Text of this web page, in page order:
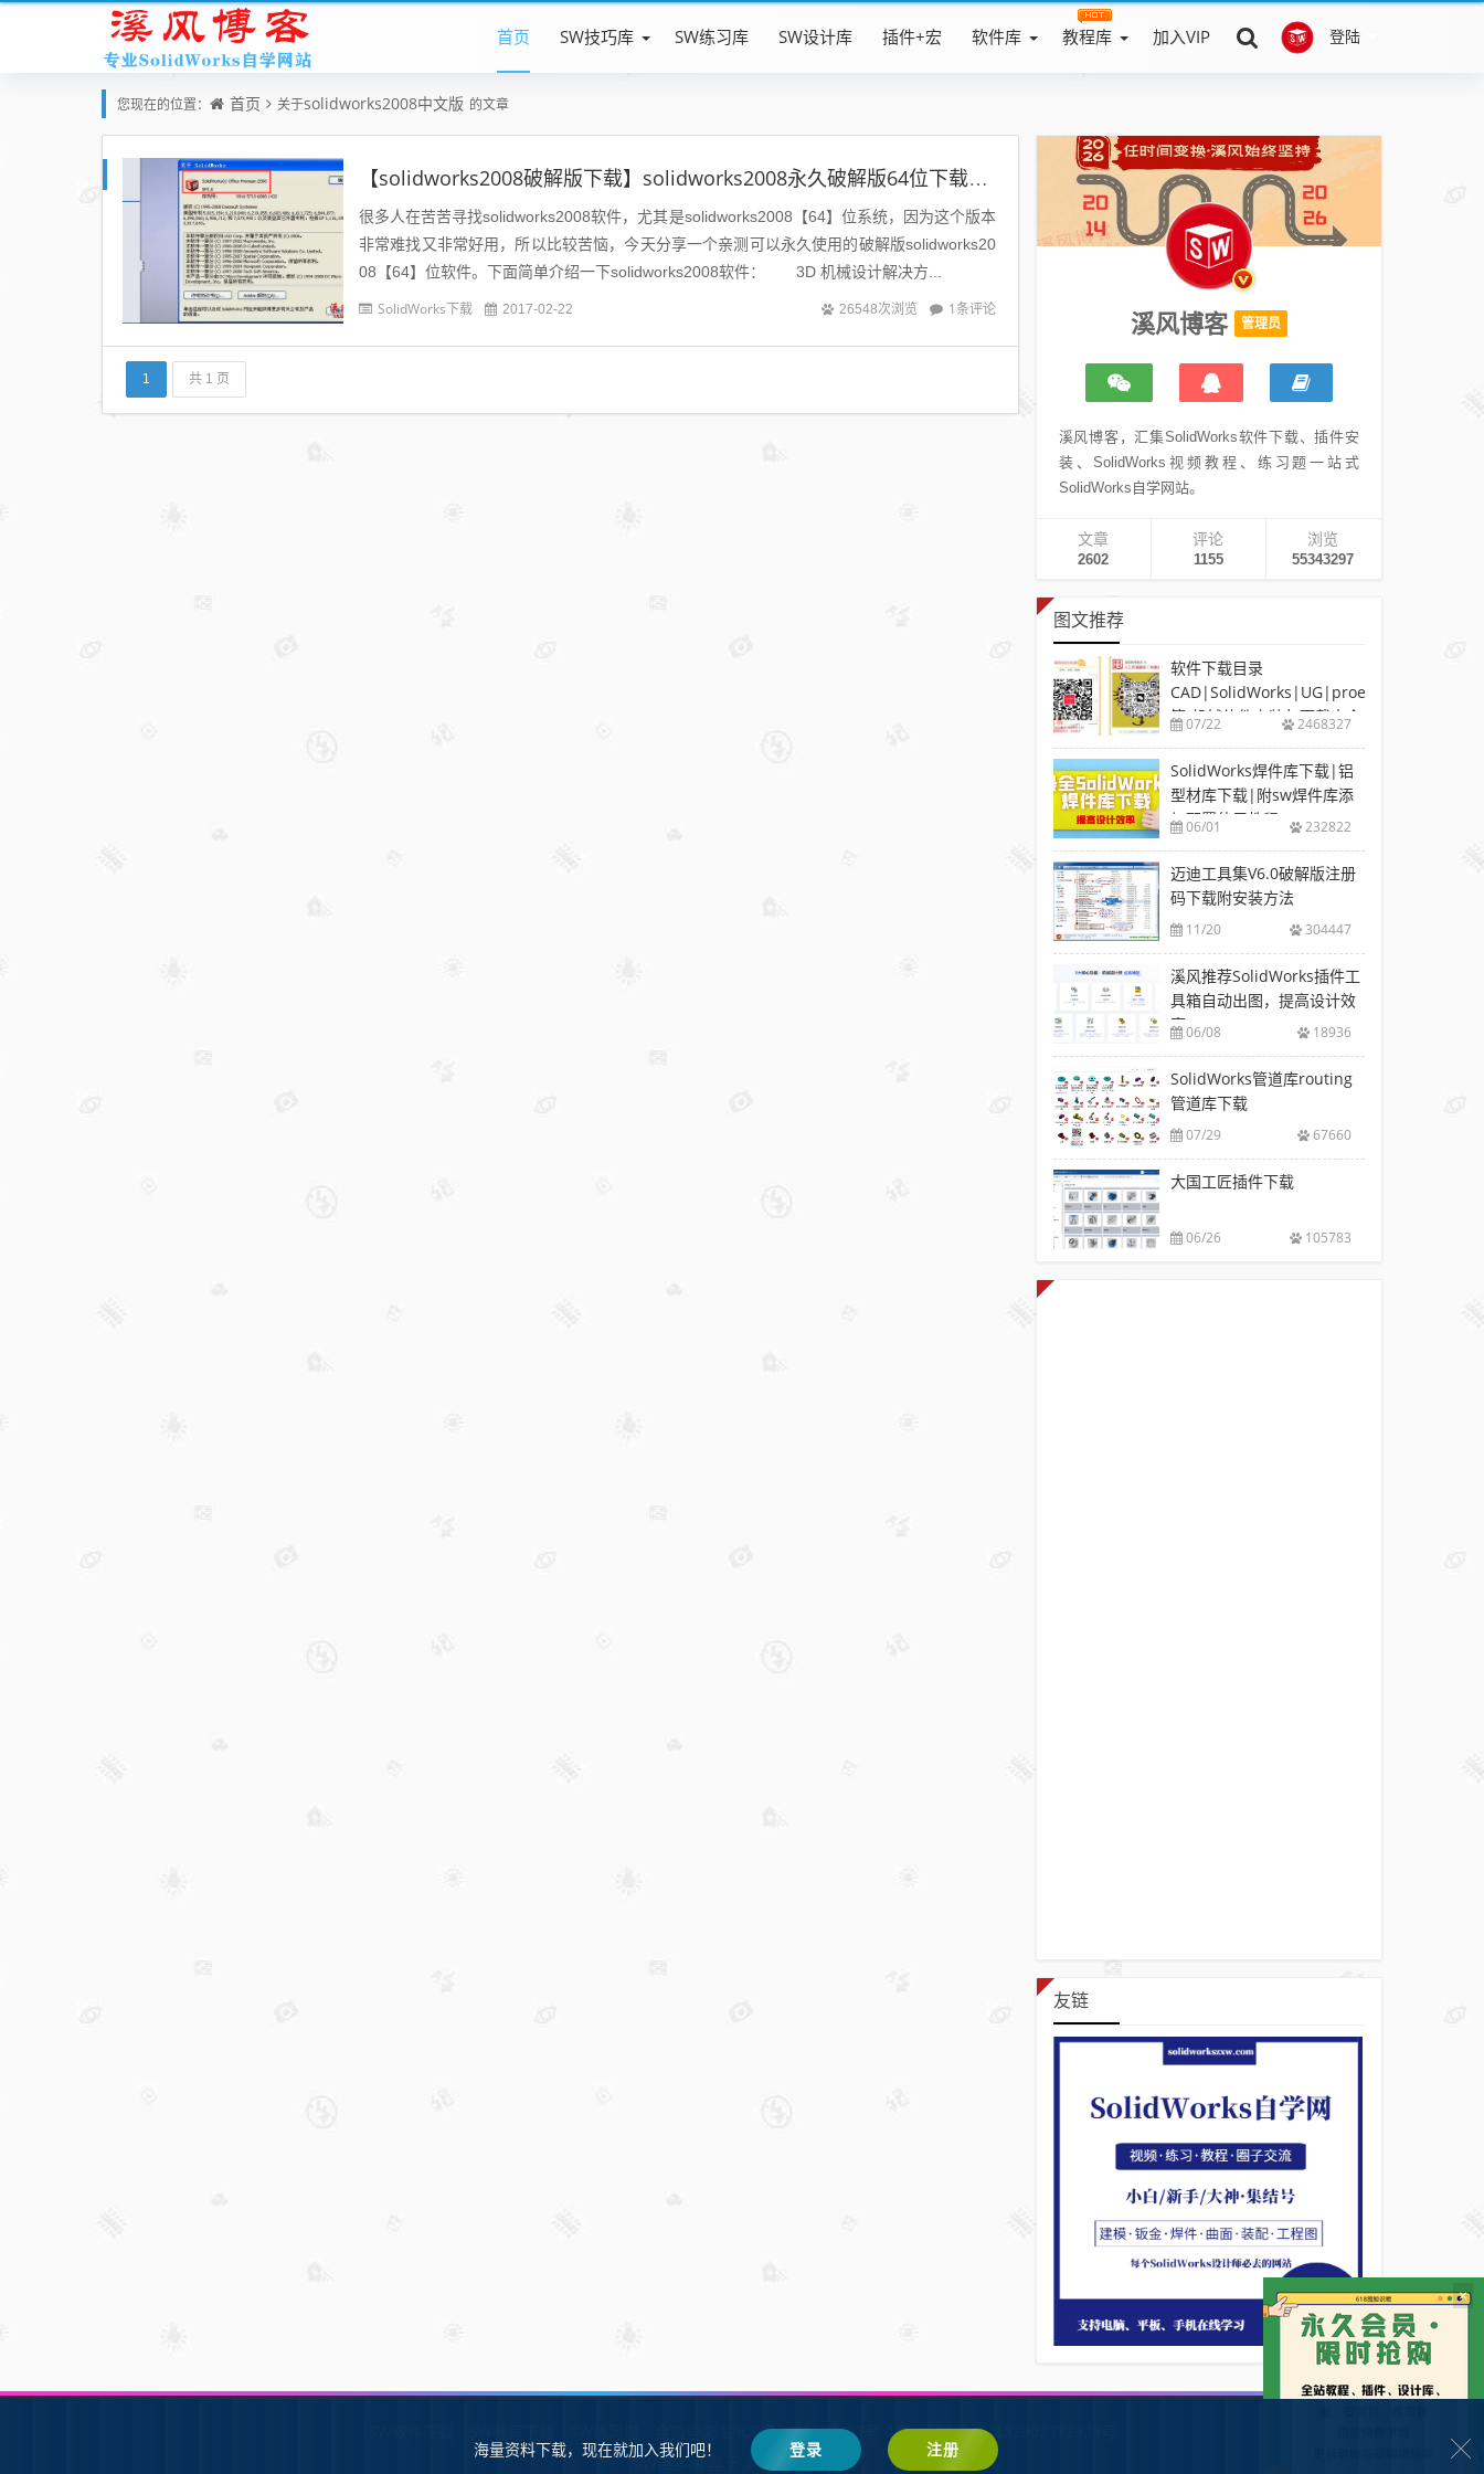
登陆
首页 SW技巧库 SW练习库 SW设计库 插件+宏 软件库 教程库 加入VIP
您现在的位置： 首页 关于solidworks2008中文版 的文章
【solidworks2008破解版下载】solidworks2008永久破解版64位下载地址亲测可用
很多人在苦苦寻找solidworks2008软件，尤其是solidworks2008【64】位系统，因为这个版本
非常难找又非常好用，所以比较苦恼，今天分享一个亲测可以永久使用的破解版solidworks20
08【64】位软件。下面简单介绍一下solidworks2008软件： 3D 机械设计解决方...
SolidWorks下载 2017-02-22 26548次浏览 1条评论
1 共 1 页
溪风博客 管理员
溪风博客，汇集SolidWorks软件下载、插件安
装、SolidWorks视频教程、练习题一站式
SolidWorks自学网站。
文章
2602
评论
1155
浏览
55343297
图文推荐
软件下载目录
CAD|SolidWorks|UG|proe
等-机械软件安装包下载大全
07/22 2468327
SolidWorks焊件库下载|铝
型材库下载|附sw焊件库添
加配置使用教程
06/01 232822
迈迪工具集V6.0破解版注册
码下载附安装方法
11/20 304447
溪风推荐SolidWorks插件工
具箱自动出图，提高设计效
率06/08 18936
SolidWorks管道库routing
管道库下载
07/29 67660
大国工匠插件下载
06/26 105783
友链
鲁ICP备2021002287号-1鲁公网安备 37132902372928号
SW自学网 Z-BlogPHP 搭建
×
海量资料下载，现在就加入我们吧！ 登录 注册